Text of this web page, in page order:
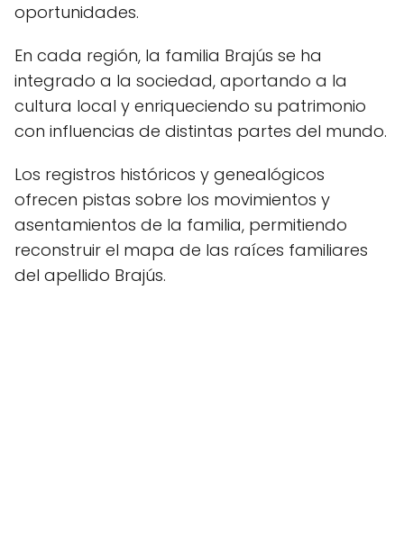
oportunidades.
En cada región, la familia Brajús se ha
integrado a la sociedad, aportando a la
cultura local y enriqueciendo su patrimonio
con influencias de distintas partes del mundo.
Los registros históricos y genealógicos
ofrecen pistas sobre los movimientos y
asentamientos de la familia, permitiendo
reconstruir el mapa de las raíces familiares
del apellido Brajús.